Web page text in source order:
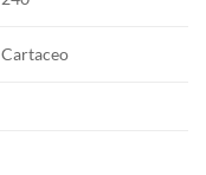
Cartaceo